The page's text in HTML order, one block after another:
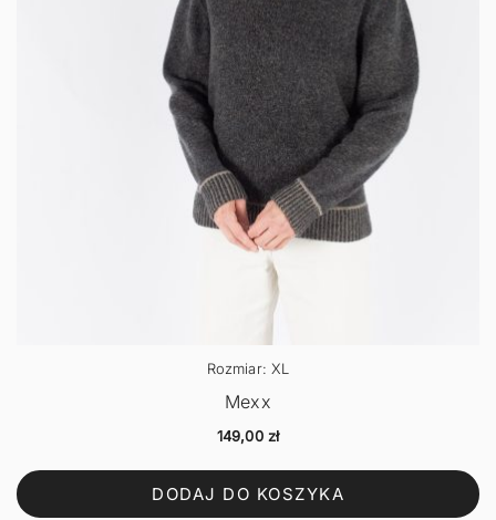
Rozmiar: XL
Mexx
149,00 zł
DODAJ DO KOSZYKA